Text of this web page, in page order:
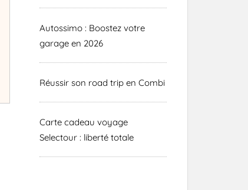
Autossimo : Boostez votre
garage en 2026
Réussir son road trip en Combi
Carte cadeau voyage
Selectour : liberté totale